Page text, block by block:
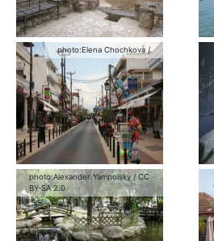
photo:Elena Chochkova /
photo:Alexander Yampolsky /CC
BY-SA 2.0